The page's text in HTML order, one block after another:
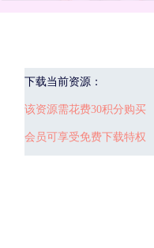
下载当前资源：
该资源需花费30积分购买
会员可享受免费下载特权